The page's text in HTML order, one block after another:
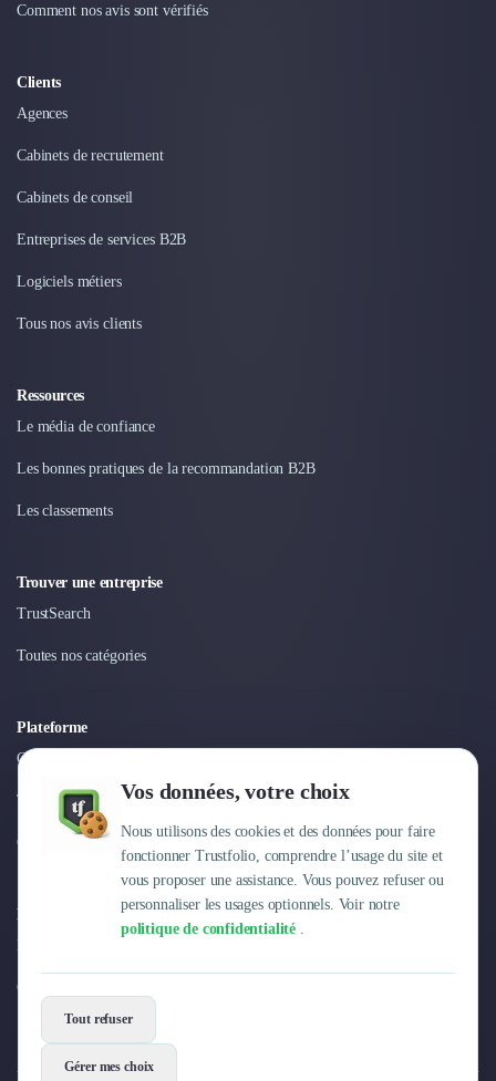
Vos données, votre choix
Nous utilisons des cookies et des données pour faire
fonctionner Trustfolio, comprendre l’usage du site et
vous proposer une assistance. Vous pouvez refuser ou
personnaliser les usages optionnels. Voir notre
politique de confidentialité .
Tout refuser
Gérer mes choix
Direction Artistique
Intelligence Artificielle (IA)
Réalité Virtuelle (VR)
Impression
Traduction
Traiteur & Restauration
Sourcing et Imports
Autres
Réhabilitation et maintenance
Logiciel PropTech
Nettoyage & Ménage
Clubs & Réseaux Professionnels
Espaces de Coworking
Comment nos avis sont vérifiés
Clients
Agences
Cabinets de recrutement
Cabinets de conseil
Entreprises de services B2B
Logiciels métiers
Tous nos avis clients
Ressources
Le média de confiance
Les bonnes pratiques de la recommandation B2B
Les classements
Trouver une entreprise
TrustSearch
Toutes nos catégories
Plateforme
Connexion
Tarifs
Centre d'aide
Entreprise
Pourquoi Trustfolio ?
Offres d'emploi